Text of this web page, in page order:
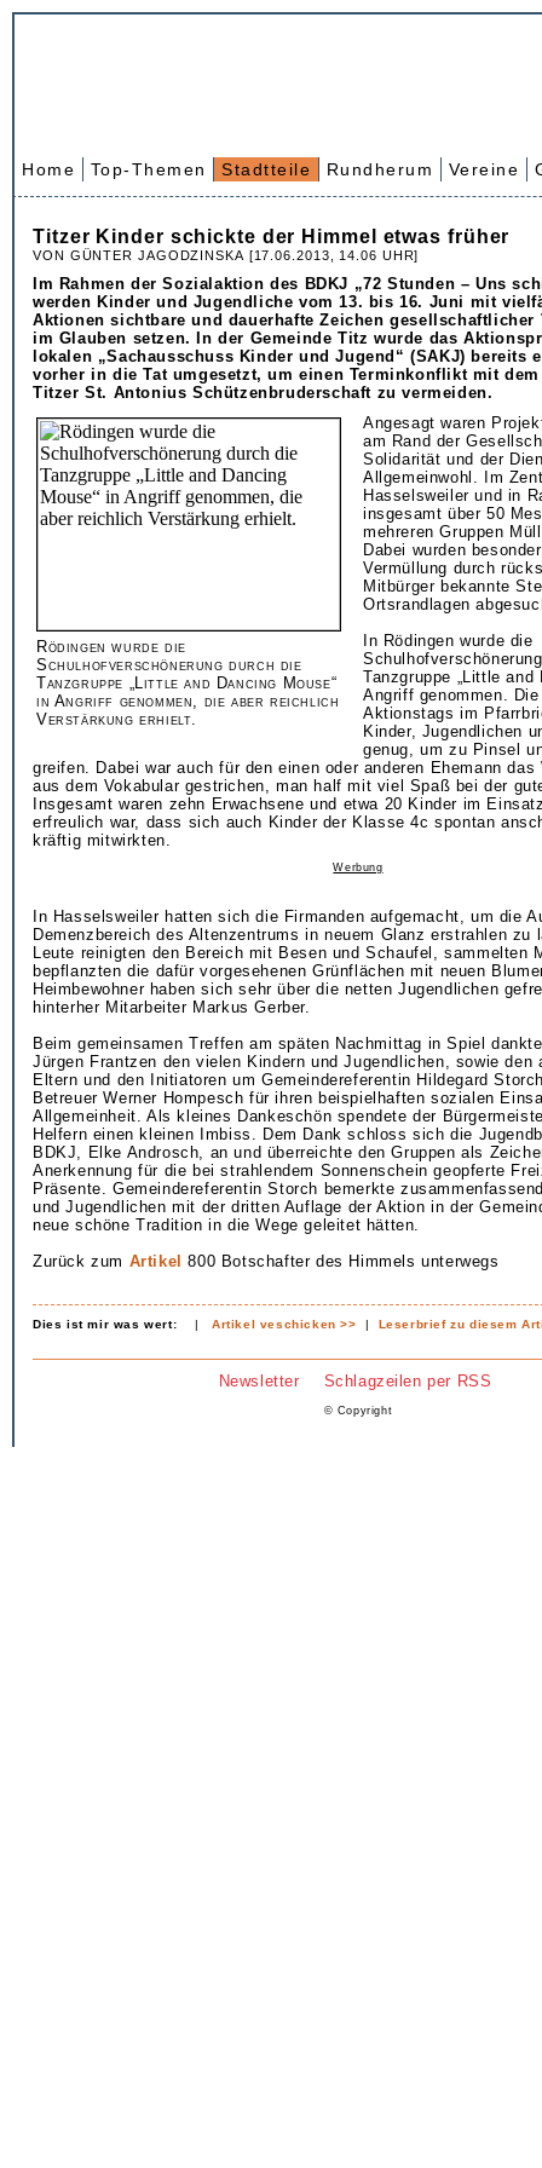
Home Top-Themen Stadtteile Rundherum Vereine
Titzer Kinder schickte der Himmel etwas früher
VON GÜNTER JAGODZINSKA [17.06.2013, 14.06 UHR]
Im Rahmen der Sozialaktion des BDKJ „72 Stunden – Uns
werden Kinder und Jugendliche vom 13. bis 16. Juni mit
Aktionen sichtbare und dauerhafte Zeichen gesellschaftlicher
im Glauben setzen. In der Gemeinde Titz wurde das
lokalen „Sachausschuss Kinder und Jugend“ (SAKJ) bereits
vorher in die Tat umgesetzt, um einen Terminkonflikt mit
Titzer St. Antonius Schützenbruderschaft zu vermeiden.
Rödingen wurde die
Schulhofverschönerung durch die
Tanzgruppe „Little and Dancing Mouse“
in Angriff genommen, die aber reichlich
Verstärkung erhielt.
Angesagt waren
am Rand der
Solidarität und der
Allgemeinwohl. Im
Hasselsweiler und in
insgesamt über 50
mehreren Gruppen
Dabei wurden
Vermüllung durch
Mitbürger bekannte
Ortsrandlagen
In Rödingen wurde die
Tanzgruppe „Little and
Angriff genommen.
Aktionstags im
Kinder, Jugendlichen
genug, um zu Pinsel
greifen. Dabei war auch für den einen oder anderen Ehemann das
aus dem Vokabular gestrichen, man half mit viel Spaß bei der
Insgesamt waren zehn Erwachsene und etwa 20 Kinder im
erfreulich war, dass sich auch Kinder der Klasse 4c spontan
kräftig mitwirkten.
Werbung
In Hasselsweiler hatten sich die Firmanden aufgemacht, um die
Demenzbereich des Altenzentrums in neuem Glanz erstrahlen zu
Leute reinigten den Bereich mit Besen und Schaufel, sammelten
bepflanzten die dafür vorgesehenen Grünflächen mit neuen
Heimbewohner haben sich sehr über die netten Jugendlichen
hinterher Mitarbeiter Markus Gerber.
Beim gemeinsamen Treffen am späten Nachmittag in Spiel
Jürgen Frantzen den vielen Kindern und Jugendlichen, sowie den
Eltern und den Initiatoren um Gemeindereferentin Hildegard
Betreuer Werner Hompesch für ihren beispielhaften sozialen
Allgemeinheit. Als kleines Dankeschön spendete der
Helfern einen kleinen Imbiss. Dem Dank schloss sich die
BDKJ, Elke Androsch, an und überreichte den Gruppen als
Anerkennung für die bei strahlendem Sonnenschein geopferte
Präsente. Gemeindereferentin Storch bemerkte
und Jugendlichen mit der dritten Auflage der Aktion in der
neue schöne Tradition in die Wege geleitet hätten.
Zurück zum Artikel 800 Botschafter des Himmels unterwegs
Dies ist mir was wert: |Artikel veschicken >> | Leserbrief zu diesem
Newsletter Schlagzeilen per RSS
© Copyright